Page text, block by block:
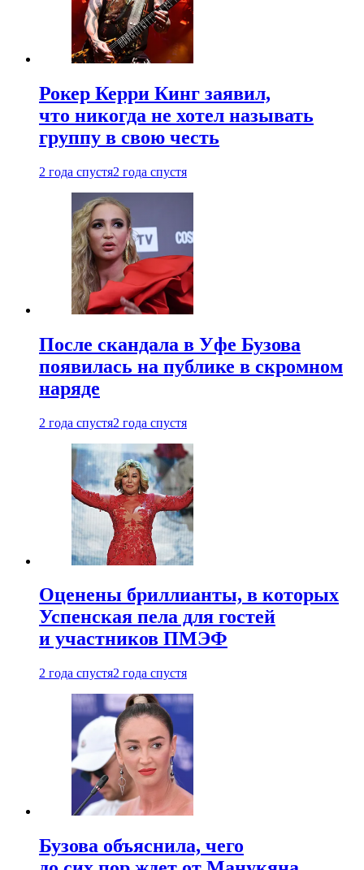
Рокер Керри Кинг заявил,
что никогда не хотел называть
группу в свою честь
2 года спустя2 года спустя
После скандала в Уфе Бузова
появилась на публике в скромном
наряде
2 года спустя2 года спустя
Оценены бриллианты, в которых
Успенская пела для гостей
и участников ПМЭФ
2 года спустя2 года спустя
Бузова объяснила, чего